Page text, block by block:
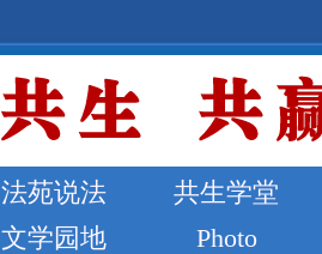
法苑说法 共生学堂
文学园地 Photo